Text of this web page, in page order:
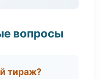
вопросы
тираж?